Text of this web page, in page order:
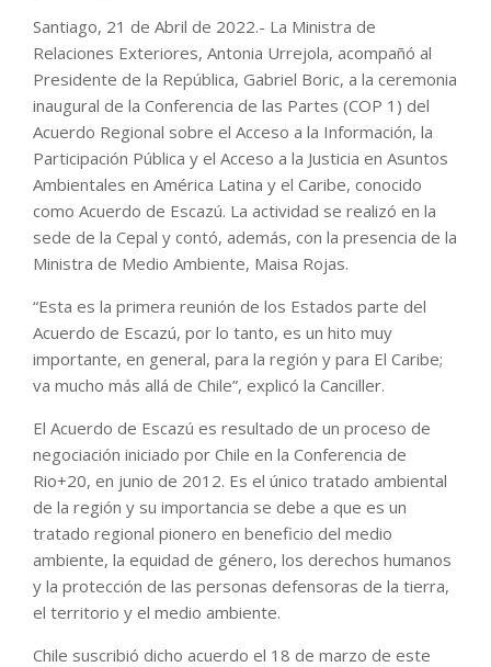
Santiago, 21 de Abril de 2022.- La Ministra de
Relaciones Exteriores, Antonia Urrejola, acompañó al
Presidente de la República, Gabriel Boric, a la ceremonia
inaugural de la Conferencia de las Partes (COP 1) del
Acuerdo Regional sobre el Acceso a la Información, la
Participación Pública y el Acceso a la Justicia en Asuntos
Ambientales en América Latina y el Caribe, conocido
como Acuerdo de Escazú. La actividad se realizó en la
sede de la Cepal y contó, además, con la presencia de la
Ministra de Medio Ambiente, Maisa Rojas.
“Esta es la primera reunión de los Estados parte del
Acuerdo de Escazú, por lo tanto, es un hito muy
importante, en general, para la región y para El Caribe;
va mucho más allá de Chile”, explicó la Canciller.
El Acuerdo de Escazú es resultado de un proceso de
negociación iniciado por Chile en la Conferencia de
Rio+20, en junio de 2012. Es el único tratado ambiental
de la región y su importancia se debe a que es un
tratado regional pionero en beneficio del medio
ambiente, la equidad de género, los derechos humanos
y la protección de las personas defensoras de la tierra,
el territorio y el medio ambiente.
Chile suscribió dicho acuerdo el 18 de marzo de este